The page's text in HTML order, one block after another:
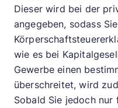
Dieser wird bei der
angegeben, sodass
wie es bei
Gewerbe einen
überschreitet, wird
Sobald Sie jedoch